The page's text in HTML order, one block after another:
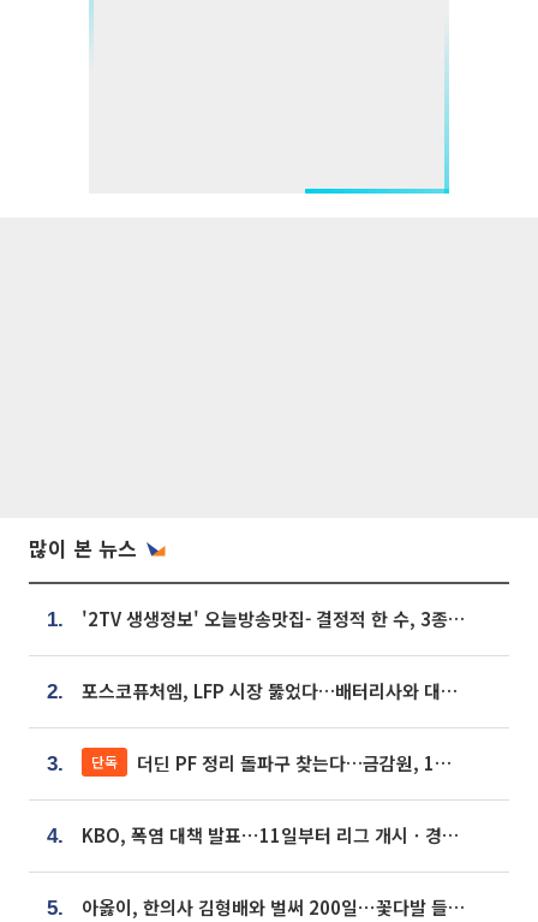
많이 본 뉴스
1. '2TV 생생정보' 오늘방송맛집- 결정적 한 수, 3종 메밀면! 메밀 소바 맛집 '의○○○○'
2. 포스코퓨처엠, LFP 시장 뚫었다…배터리사와 대규모 장기 공급 합의
3. 단독 더딘 PF 정리 돌파구 찾는다…금감원, 1년 반 만에 매각설명회 재개
4. KBO, 폭염 대책 발표⋯11일부터 리그 개시ㆍ경기 오후 7시 시작
5. 아옳이, 한의사 김형배와 벌써 200일⋯꽃다발 들고 "프러포즈 아냐"